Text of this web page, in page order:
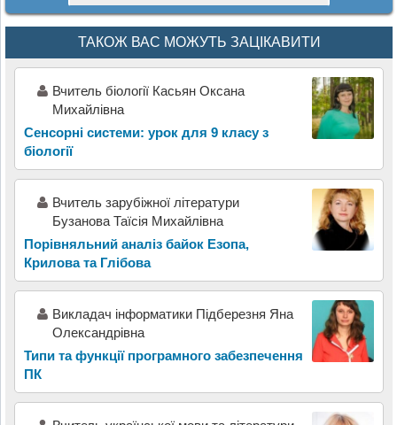
ТАКОЖ ВАС МОЖУТЬ ЗАЦІКАВИТИ
Вчитель біології Касьян Оксана
Михайлівна
Сенсорні системи: урок для 9 класу з
біології
Вчитель зарубіжної літератури
Бузанова Таїсія Михайлівна
Порівняльний аналіз байок Езопа,
Крилова та Глібова
Викладач інформатики Підберезня Яна
Олександрівна
Типи та функції програмного забезпечення
ПК